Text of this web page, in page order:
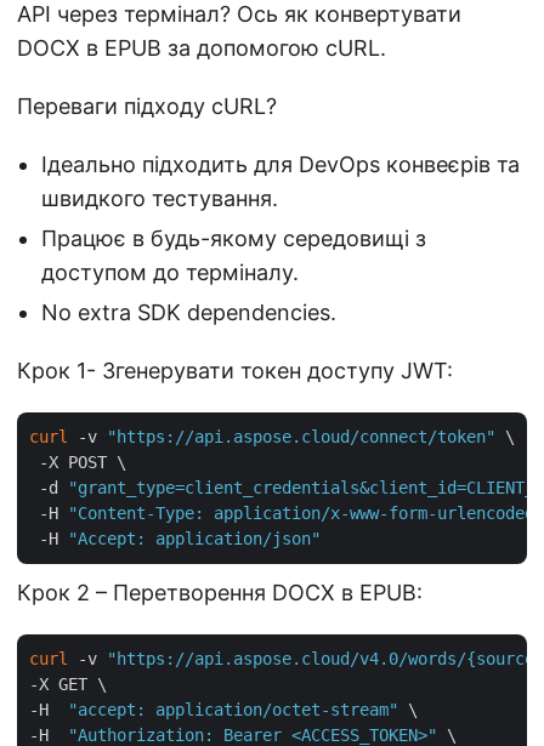
API через термінал? Ось як конвертувати
DOCX в EPUB за допомогою cURL.
Переваги підходу cURL?
Ідеально підходить для DevOps конвеєрів та
швидкого тестування.
Працює в будь-якому середовищі з
доступом до терміналу.
No extra SDK dependencies.
Крок 1- Згенерувати токен доступу JWT:
curl -v "https://api.aspose.cloud/connect/token"
\
-X POST \
-d
-H
"Content-Type: application/x-www-form-urlencoded"
-H
"Accept: application/json"
Крок 2 – Перетворення DOCX в EPUB:
curl -v
"https://api.aspose.cloud/v4.0/words/
-X GET \
-H
"accept: application/octet-stream"
\
-H
"Authorization: Bearer <ACCESS_TOKEN>"
\